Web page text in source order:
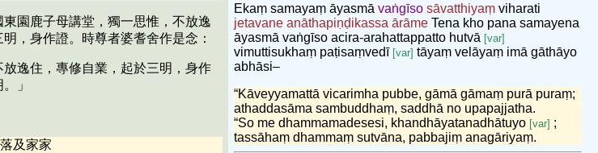
園鹿子母講堂，獨一思惟，不放逸
，身作證。時尊者婆耆舍作是念：
放逸住，專修自業，起於三明，身作
」
及家家
Ekaṃ samayaṃ āyasmā vaṅgīso sāvatthiyaṃviharati
jetavane anāthapiṇḍikassa ārāmeTena kho pana samayena
āyasmā vaṅgīso acira-arahattappatto hutvā [var]
vimuttisukhaṃ paṭisaṃvedī [var] tāyaṃ velāyaṃ imā gāthāyo
abhāsi–
“Kāveyyamattā vicarimha pubbe, gāmā gāmaṃ purā puraṃ;
athaddasāma sambuddhaṃ, saddhā no upapajjatha.
“So me dhammamadesesi, khandhāyatanadhātuyo [var] ;
tassāhaṃ dhammaṃ sutvāna, pabbajiṃ anagāriyaṃ.